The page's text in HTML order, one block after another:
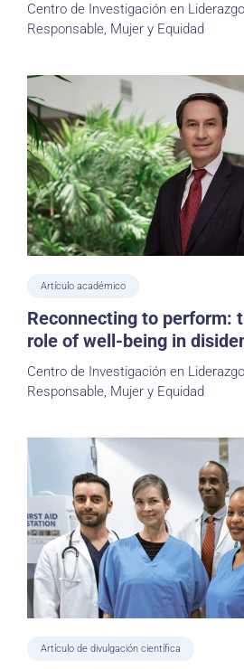
Centro de Investigación en
Responsable, Mujer y Equidad
Artículo académico
Reconnecting to perform:
role of well-being in
Centro de Investigación en
Responsable, Mujer y Equidad
Artículo de divulgación científica